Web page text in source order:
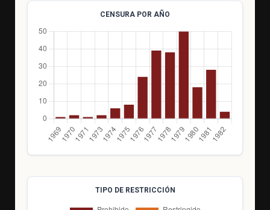
CENSURA POR AÑO
TIPO DE RESTRICCIÓN